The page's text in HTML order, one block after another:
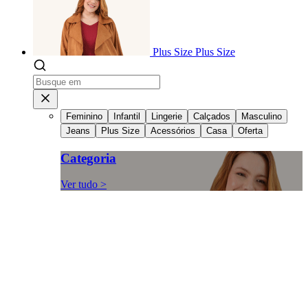
Plus Size Plus Size
Feminino Infantil Lingerie Calçados
Masculino
Jeans
Plus Size Acessórios Casa Oferta
Categoria
Ver tudo >